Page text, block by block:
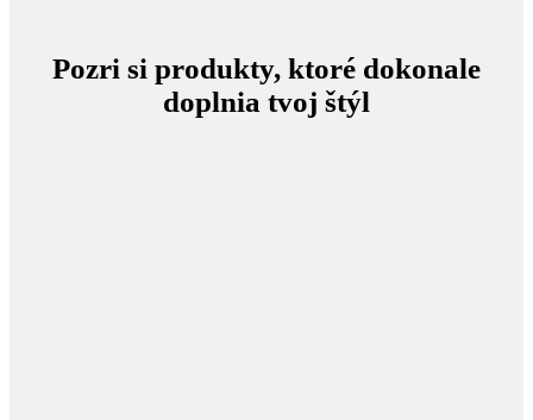
Pozri si produkty, ktoré dokonale
doplnia tvoj štýl